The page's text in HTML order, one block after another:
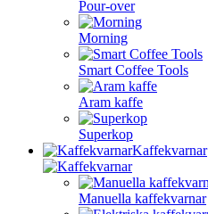
Pour-over
Morning
Smart Coffee Tools
Aram kaffe
Superkop
Kaffekvarnar
Manuella kaffekvarnar